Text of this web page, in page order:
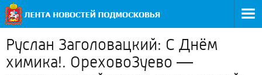
Руслан Заголовацкий: С Днём
химика!. ОреховоЗуево —